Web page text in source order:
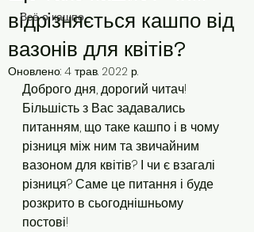
Всё о кашпо
відрізняється кашпо від
вазонів для квітів?
Оновлено: 4 трав. 2022 р.
Доброго дня, дорогий читач!
Більшість з Вас задавались
питанням, що таке кашпо і в чому
різниця між ним та звичайним
вазоном для квітів? І чи є взагалі
різниця? Саме це питання і буде
розкрито в сьогоднішньому
постові!